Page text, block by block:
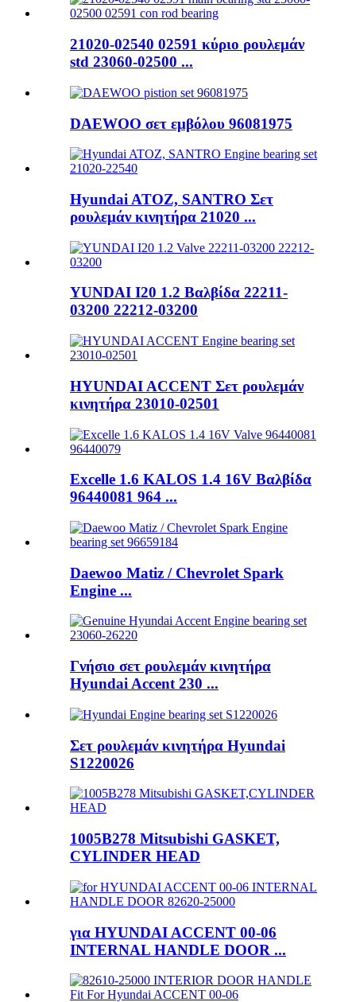
21020-02540 02591 κύριο ρουλεμάν
std 23060-02500 ...
DAEWOO σετ εμβόλου 96081975
Hyundai ATOZ, SANTRO Σετ
ρουλεμάν κινητήρα 21020 ...
YUNDAI I20 1.2 Βαλβίδα 22211-
03200 22212-03200
HYUNDAI ACCENT Σετ ρουλεμάν
κινητήρα 23010-02501
Excelle 1.6 KALOS 1.4 16V Βαλβίδα
96440081 964 ...
Daewoo Matiz / Chevrolet Spark
Engine ...
Γνήσιο σετ ρουλεμάν κινητήρα
Hyundai Accent 230 ...
Σετ ρουλεμάν κινητήρα Hyundai
S1220026
1005B278 Mitsubishi GASKET,
CYLINDER HEAD
για HYUNDAI ACCENT 00-06
INTERNAL HANDLE DOOR ...